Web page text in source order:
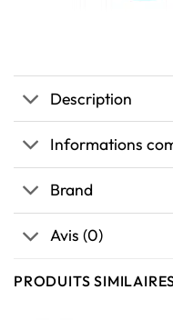
Description
Informations
Brand
Avis (0)
PRODUITS